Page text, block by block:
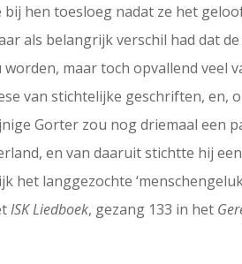
hen toesloeg nadat ze het
als belangrijk verschil had dat
maar toch opvallend veel
van stichtelijke geschriften, en,
Gorter zou nog driemaal een
en van daaruit stichtte hij een
het langgezochte
ISK Liedboek, gezang 133 in het